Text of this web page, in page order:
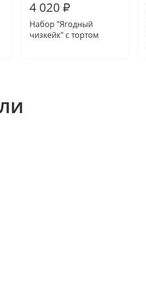
4 020 ₽
Набор "Ягодный
чизкейк" с тортом